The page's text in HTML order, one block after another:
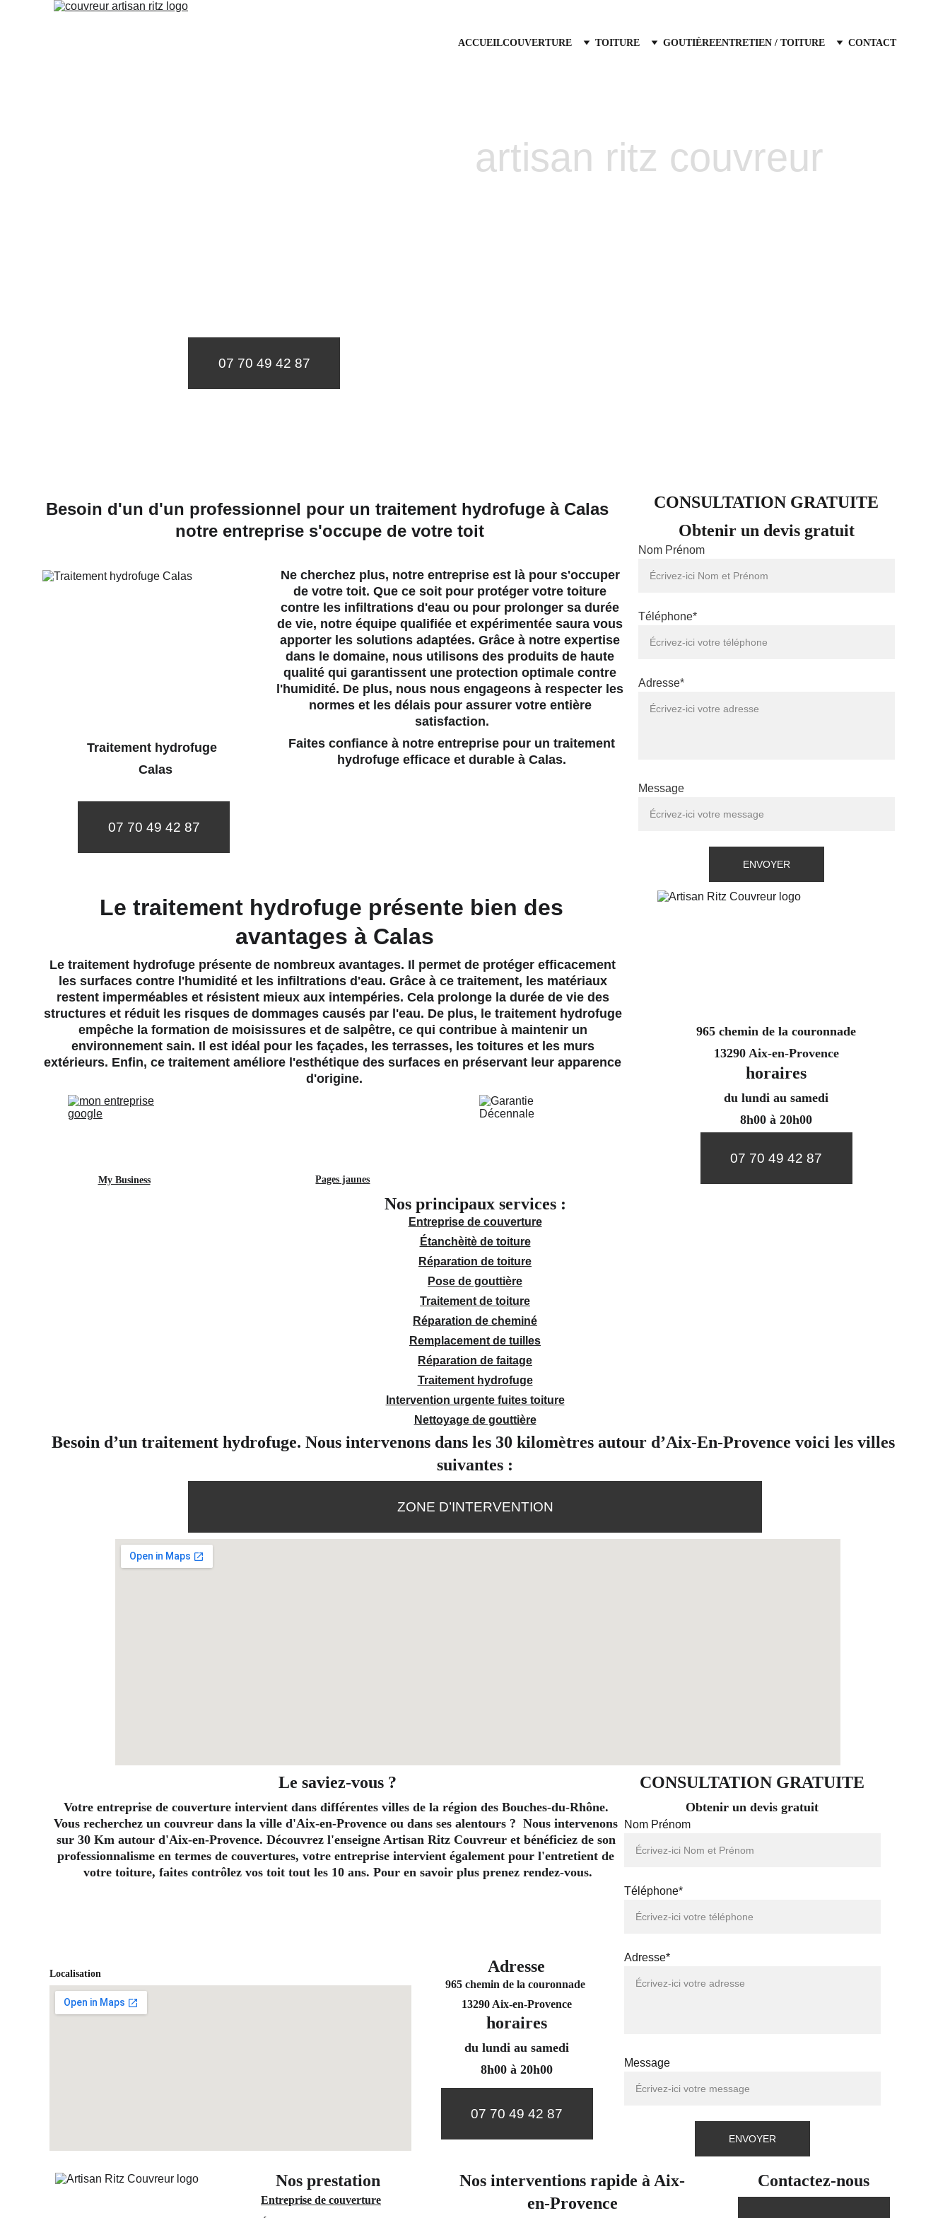
ACCUEILCOUVERTURE TOITURE GOUTIÈREENTRETIEN / TOITURE CONTACT
artisan ritz couvreur
07 70 49 42 87
Nom Prénom
Téléphone*
Adresse*
Message
ENVOYER
Besoin d'un d'un professionnel pour un traitement hydrofuge à Calas
notre entreprise s'occupe de votre toit
07 70 49 42 87
Ne cherchez plus, notre entreprise est là pour s'occuper
de votre toit. Que ce soit pour protéger votre toiture
contre les infiltrations d'eau ou pour prolonger sa durée
de vie, notre équipe qualifiée et expérimentée saura vous
apporter les solutions adaptées. Grâce à notre expertise
dans le domaine, nous utilisons des produits de haute
qualité qui garantissent une protection optimale contre
l'humidité. De plus, nous nous engageons à respecter les
normes et les délais pour assurer votre entière
satisfaction.
hydrofuge efficace et durable à Calas.
Traitement hydrofuge
Calas
CONSULTATION GRATUITE
Obtenir un devis gratuit
07 70 49 42 87
965 chemin de la couronnade
13290 Aix-en-Provence
horaires
du lundi au samedi
8h00 à 20h00
My Business Pages jaunes
Le traitement hydrofuge présente bien des
avantages à Calas
Le traitement hydrofuge présente de nombreux avantages. Il permet de protéger efficacement
les surfaces contre l'humidité et les infiltrations d'eau. Grâce à ce traitement, les matériaux
restent imperméables et résistent mieux aux intempéries. Cela prolonge la durée de vie des
structures et réduit les risques de dommages causés par l'eau. De plus, le traitement hydrofuge
empêche la formation de moisissures et de salpêtre, ce qui contribue à maintenir un
environnement sain. Il est idéal pour les façades, les terrasses, les toitures et les murs
extérieurs. Enfin, ce traitement améliore l'esthétique des surfaces en préservant leur apparence
d'origine.
Nos principaux services :
Entreprise de couverture
Étanchèitè de toiture
Réparation de toiture
Pose de gouttière
Traitement de toiture
Réparation de cheminé
Remplacement de tuilles
Réparation de faitage
Traitement hydrofuge
Intervention urgente fuites toiture
Nettoyage de gouttière
Besoin d’un traitement hydrofuge. Nous intervenons dans les 30 kilomètres autour d’Aix-En-Provence voici les villes
suivantes :
ZONE D’INTERVENTION
Nom Prénom
Téléphone*
Adresse*
Message
ENVOYER
Adresse
965 chemin de la couronnade
13290 Aix-en-Provence
07 70 49 42 87
Localisation
Le saviez-vous ?
Votre entreprise de couverture intervient dans différentes villes de la région des Bouches-du-Rhône.
Vous recherchez un couvreur dans la ville d'Aix-en-Provence ou dans ses alentours ?  Nous intervenons
sur 30 Km autour d'Aix-en-Provence. Découvrez l'enseigne Artisan Ritz Couvreur et bénéficiez de son
professionnalisme en termes de couvertures, votre entreprise intervient également pour l'entretient de
votre toiture, faites contrôlez vos toit tout les 10 ans. Pour en savoir plus prenez rendez-vous.
CONSULTATION GRATUITE
Obtenir un devis gratuit
horaires
du lundi au samedi
8h00 à 20h00
Contactez-nous
Nos prestation
Nos interventions rapide à Aix-
en-Provence
Entreprise de couverture